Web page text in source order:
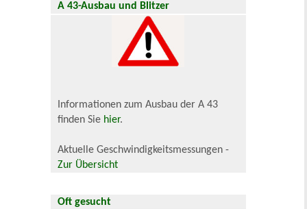
A 43-Ausbau und Blitzer
Informationen zum Ausbau der A 43
finden Sie hier.
Aktuelle Geschwindigkeitsmessungen -
Zur Übersicht
Oft gesucht